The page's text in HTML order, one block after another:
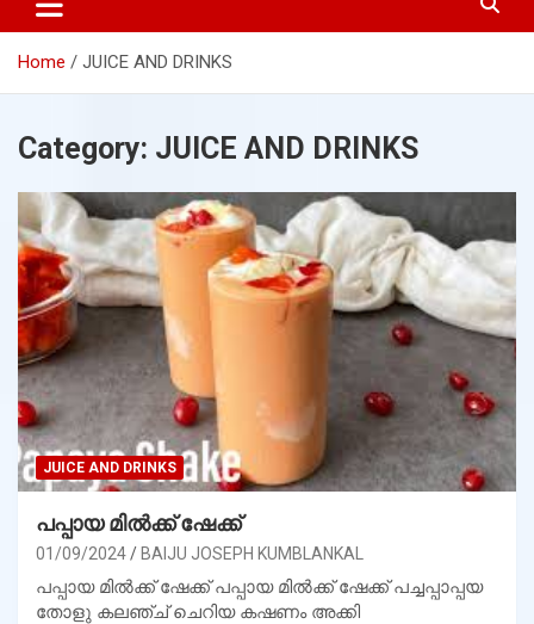
Home JUICE AND DRINKS
Category: JUICE AND DRINKS
JUICE AND DRINKS
പപ്പായ മിൽക്ക് ഷേക്ക്
01/09/2024 BAIJU JOSEPH KUMBLANKAL
പപ്പായ മിൽക്ക് ഷേക്ക് പപ്പായ മിൽക്ക് ഷേക്ക് പച്ചപ്പാപ്പയ
തോളു കലഞ്ച് ചെറിയ കഷണം അക്കി